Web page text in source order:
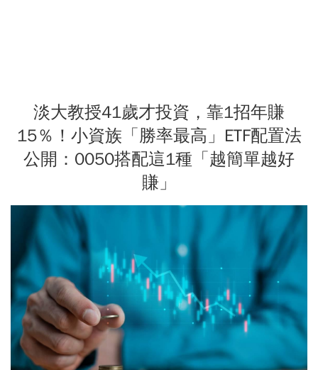
淡大教授41歲才投資，靠1招年賺
15％！小資族「勝率最高」ETF配置法
公開：0050搭配這1種「越簡單越好
賺」